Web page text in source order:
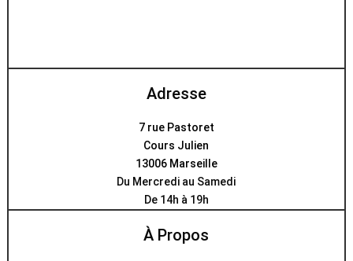
Adresse
7 rue Pastoret
Cours Julien
13006 Marseille
Du Mercredi au Samedi
De 14h à 19h
À Propos